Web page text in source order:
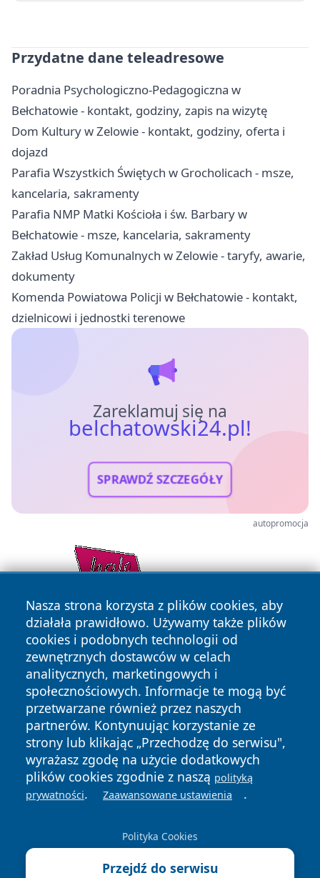
Przydatne dane teleadresowe
Poradnia Psychologiczno-Pedagogiczna w
Bełchatowie - kontakt, godziny, zapis na wizytę
Dom Kultury w Zelowie - kontakt, godziny, oferta i
dojazd
Parafia Wszystkich Świętych w Grocholicach - msze,
kancelaria, sakramenty
Parafia NMP Matki Kościoła i św. Barbary w
Bełchatowie - msze, kancelaria, sakramenty
Zakład Usług Komunalnych w Zelowie - taryfy, awarie,
dokumenty
Komenda Powiatowa Policji w Bełchatowie - kontakt,
dzielnicowi i jednostki terenowe
Zareklamuj się na
belchatowski24.pl!
SPRAWDŹ SZCZEGÓŁY
autopromocja
Nasza strona korzysta z plików cookies, aby
działała prawidłowo. Używamy także plików
cookies i podobnych technologii od
zewnętrznych dostawców w celach
analitycznych, marketingowych i
społecznościowych. Informacje te mogą być
przetwarzane również przez naszych
partnerów. Kontynuując korzystanie ze
strony lub klikając „Przechodzę do serwisu",
wyrażasz zgodę na użycie dodatkowych
plików cookies zgodnie z naszą polityką
prywatności. Zaawansowane ustawienia .
Polityka Cookies
Przejdź do serwisu
Copyright © 2026 belchatowski24.pl Wszystkie prawa
zastrzeżone.
News Autorzy
Polityka
Polityka